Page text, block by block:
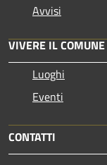
Avvisi
VIVERE IL COMUNE
Luoghi
Eventi
CONTATTI